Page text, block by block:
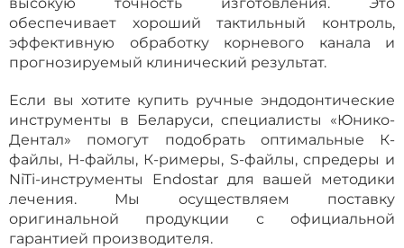
обеспечивает хороший тактильный контроль,
эффективную обработку корневого канала и
прогнозируемый клинический результат.
Если вы хотите купить ручные эндодонтические
инструменты в Беларуси, специалисты «Юнико-
Дентал» помогут подобрать оптимальные К-
файлы, Н-файлы, К-римеры, S-файлы, спредеры и
NiTi-инструменты Endostar для вашей методики
лечения. Мы осуществляем поставку
оригинальной продукции с официальной
гарантией производителя.